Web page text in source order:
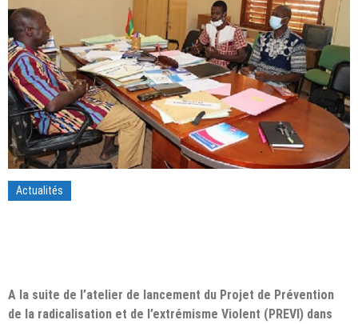
Actualités
A la suite de l’atelier de lancement du Projet de Prévention
de la radicalisation et de l’extrémisme Violent (PREVI) dans